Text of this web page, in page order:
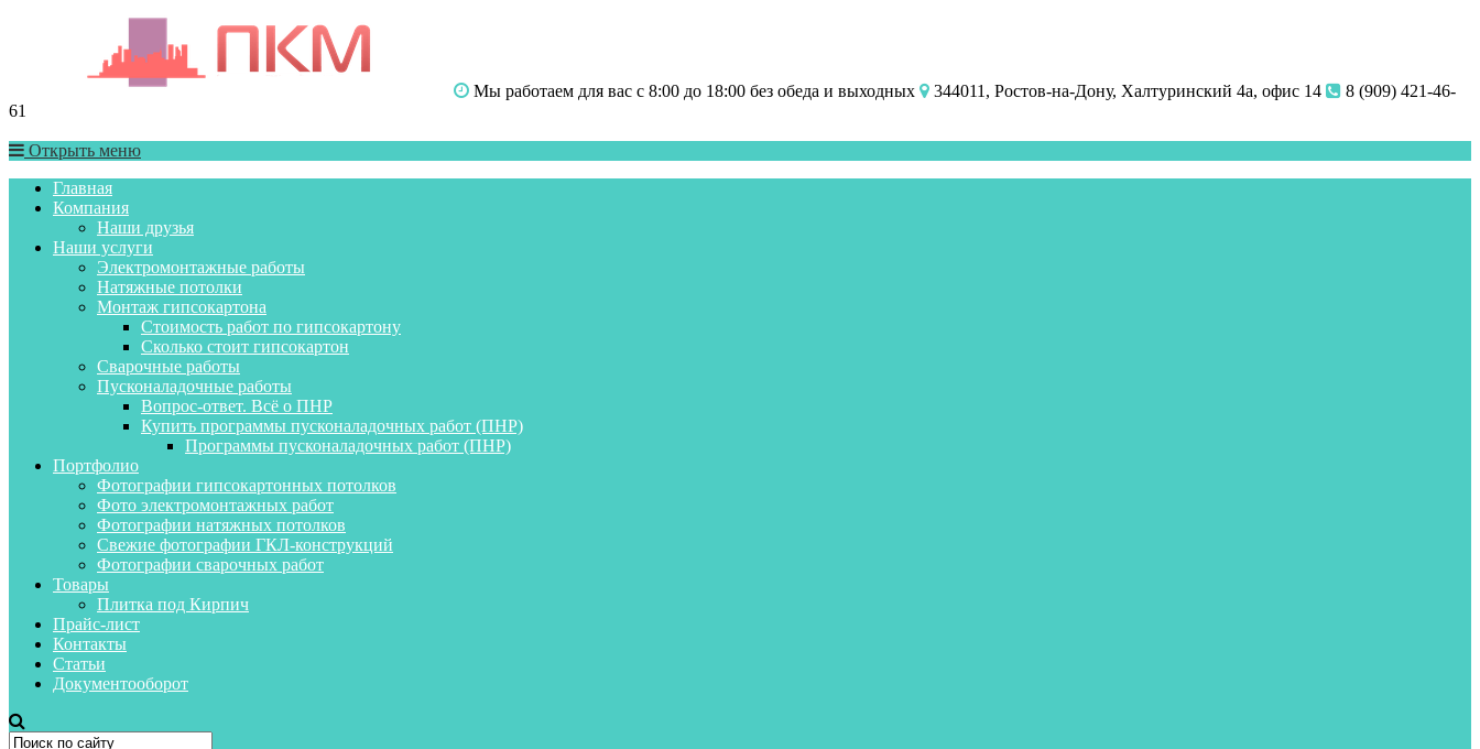
Мы работаем для вас с 8:00 до 18:00 без обеда и выходных 344011, Ростов-на-Дону, Халтуринский 4а, офис 14
8 (909) 421-46-
61
Открыть меню
Главная
Компания
Наши друзья
Наши услуги
Электромонтажные работы
Натяжные потолки
Монтаж гипсокартона
Стоимость работ по гипсокартону
Сколько стоит гипсокартон
Сварочные работы
Пусконаладочные работы
Вопрос-ответ. Всё о ПНР
Купить программы пусконаладочных работ (ПНР)
Программы пусконаладочных работ (ПНР)
Портфолио
Фотографии гипсокартонных потолков
Фото электромонтажных работ
Фотографии натяжных потолков
Свежие фотографии ГКЛ-конструкций
Фотографии сварочных работ
Товары
Плитка под Кирпич
Прайс-лист
Контакты
Статьи
Документооборот